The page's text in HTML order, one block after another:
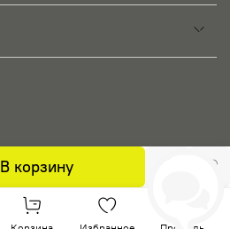
В корзину